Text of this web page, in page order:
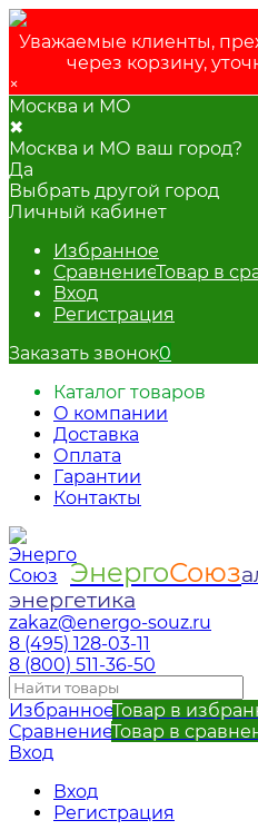
Уважаемые клиенты,
через корзину,
×
Москва и МО
✖
Москва и МО ваш город?
Да
Выбрать другой город
Личный кабинет
Избранное
СравнениеТовар в
Вход
Регистрация
Заказать звонок0
Каталог товаров
О компании
Доставка
Оплата
Гарантии
Контакты
ЭнергоСоюз
энергетика
zakaz@energo-souz.ru
8 (495) 128-03-11
8 (800) 511-36-50
ИзбранноеТовар в
СравнениеТовар в
Вход
Вход
Регистрация